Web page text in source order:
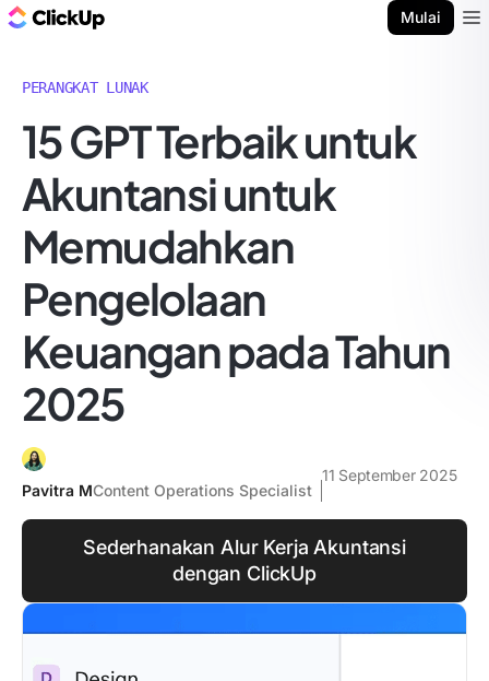
Mulai
PERANGKAT LUNAK
15 GPT Terbaik untuk
Akuntansi untuk
Memudahkan
Pengelolaan
Keuangan pada Tahun
2025
Pavitra MContent Operations Specialist
11 September 2025
Sederhanakan Alur Kerja Akuntansi
dengan ClickUp